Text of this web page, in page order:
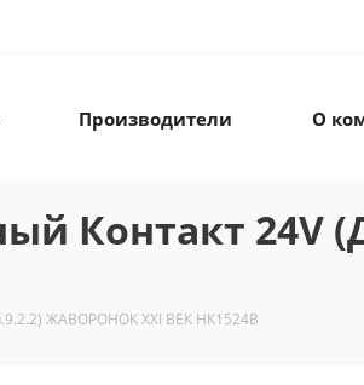
Производители О
Контакт 24V
ЖАВОРОНОК XXI ВЕК НК1524В